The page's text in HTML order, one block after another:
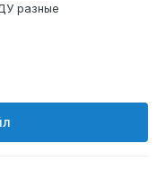
разные